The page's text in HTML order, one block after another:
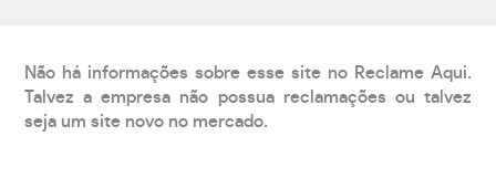
Não há informações sobre esse site no Reclame Aqui.
Talvez a empresa não possua reclamações ou talvez
seja um site novo no mercado.